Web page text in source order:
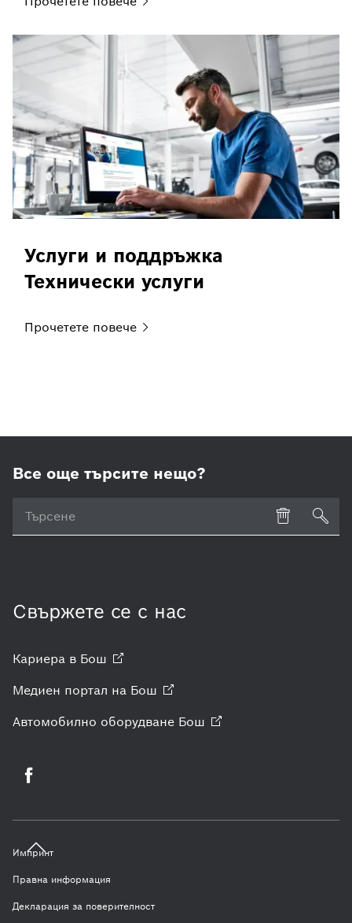
Услуги и поддръжка
Технически услуги
Прочетете повече
Все още търсите нещо?
Свържете се с нас
Кариера в Бош
Медиен портал на Бош
Автомобилно оборудване Бош
Импринт
Правна информация
Декларация за поверителност